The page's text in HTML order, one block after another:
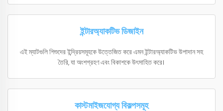
ইন্টারঅ্যাকটিভ ডিজাইন
এই ম্যাটগুলি শিশুদের ইন্দ্রিয়সমূহকে উত্তেজিত করে এমন ইন্টারঅ্যাকটিভ উপাদান সহ
তৈরি, যা অংশগ্রহণ এবং বিকাশকে উৎসাহিত করে।
কাস্টমাইজযোগ্য বিকল্পসমূহ